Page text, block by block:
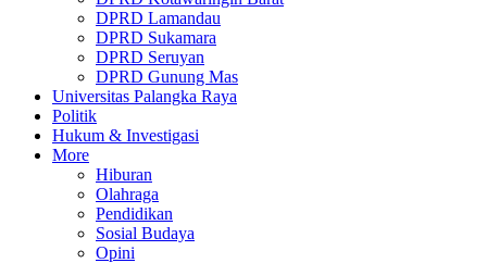
DPRD Lamandau
DPRD Sukamara
DPRD Seruyan
DPRD Gunung Mas
Universitas Palangka Raya
Politik
Hukum & Investigasi
More
Hiburan
Olahraga
Pendidikan
Sosial Budaya
Opini